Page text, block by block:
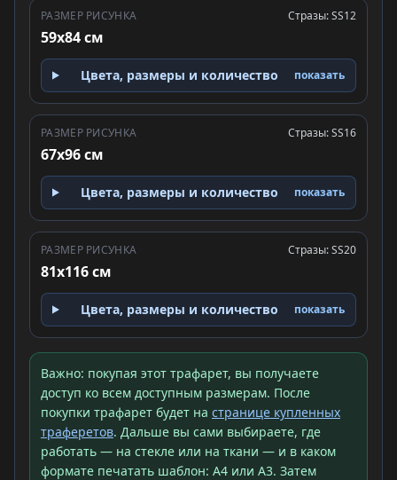
РАЗМЕР РИСУНКА
59x84 см
Стразы: SS12
Цвета, размеры и количество показать
РАЗМЕР РИСУНКА
67x96 см
Стразы: SS16
Цвета, размеры и количество показать
РАЗМЕР РИСУНКА
81x116 см
Стразы: SS20
Цвета, размеры и количество показать
Важно: покупая этот трафарет, вы получаете
доступ ко всем доступным размерам. После
покупки трафарет будет на странице купленных
траферетов. Дальше вы сами выбираете, где
работать — на стекле или на ткани — и в каком
формате печатать шаблон: A4 или A3. Затем